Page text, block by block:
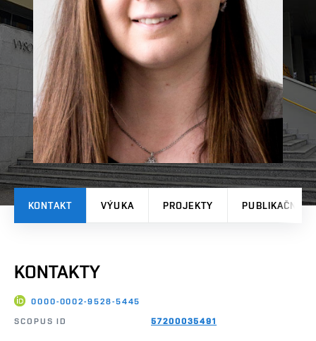
KONTAKT VÝUKA PROJEKTY PUBLIKAČNÍ
KONTAKTY
0000-0002-9528-5445
SCOPUS ID 57200035491